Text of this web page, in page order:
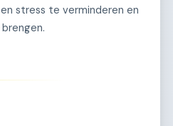
stress te verminderen en